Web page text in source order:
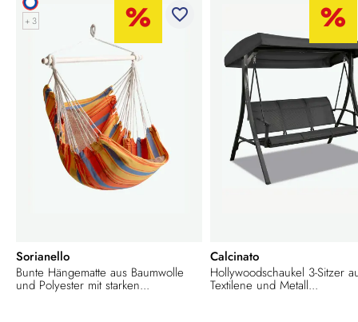
+ 3 favorite_border
Sorianello
Bunte Hängematte aus Baumwolle
und Polyester mit starken...
Calcinato
Hollywoodschaukel 3-Sitzer
Textilene und Metall...